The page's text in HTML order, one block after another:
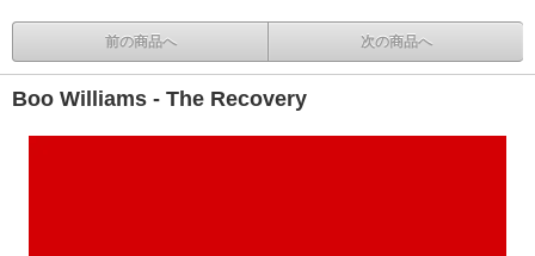
前の商品へ 次の商品へ
Boo Williams - The Recovery